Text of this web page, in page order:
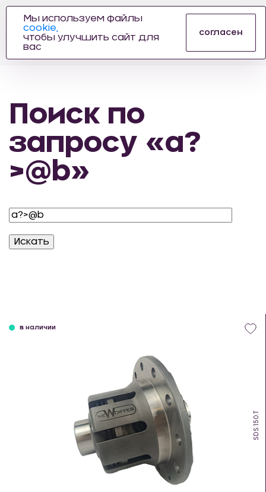
АВТОЗАПЧАСТЕЙ
Поиск по
запросу «a?
>@b»
SDS.150.T
в наличии
Мы используем файлы
cookie,
чтобы улучшить сайт для
вас
согласен